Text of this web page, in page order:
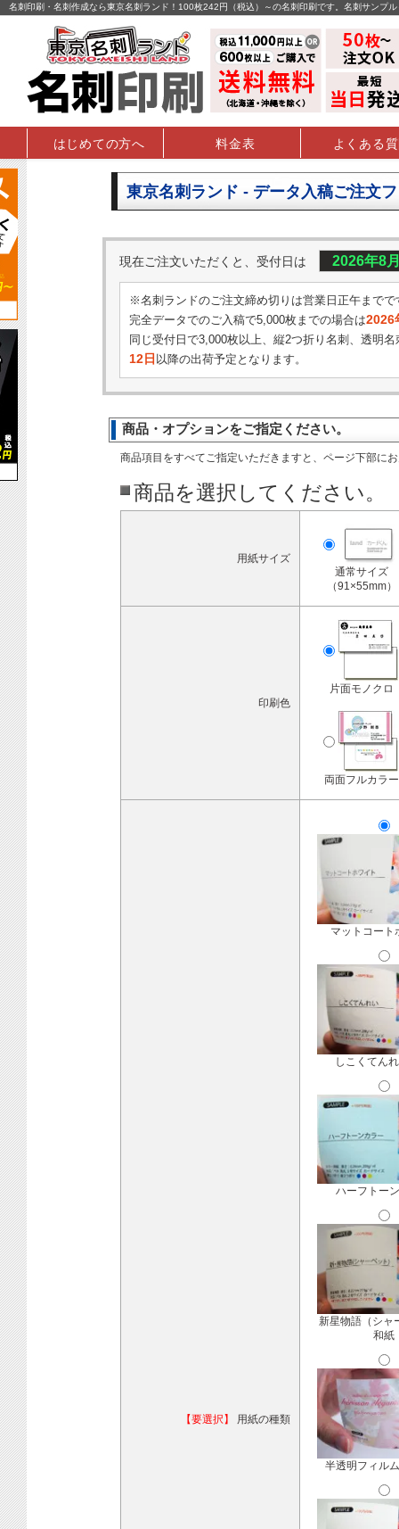
名刺印刷・名刺作成なら東京名刺ランド！100枚242円（税込）～の名刺印刷です。名刺サンプ
はじめての方へ 料金表 よくある
東京名刺ランド - データ入稿ご注文
現在ご注文いただくと、受付日は 2026年8
※名刺ランドのご注文締め切りは営業日正午までで
完全データでのご入稿で5,000枚までの場合は2026
同じ受付日で3,000枚以上、縦2つ折り名刺、透明名
12日 以降の出荷予定となります。
商品・オプションをご指定ください。
商品項目をすべてご指定いただきますと、ページ下部に
商品を選択してください。
用紙サイズ
通常サイズ
（91×55mm）
印刷色
片面モノクロ
両面フルカラー
【要選択】 用紙の種類
マットコート
しこくてん
ハーフトー
新星物語（シャ
和紙
半透明フィル